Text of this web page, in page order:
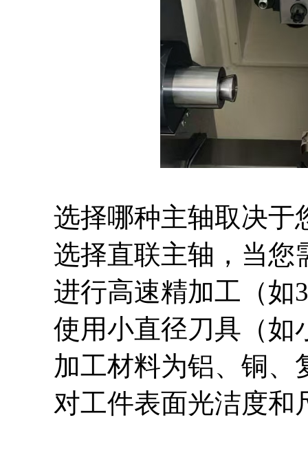
选择哪种主轴取决于
选择直联主轴，当您
进行高速精加工（如
使用小直径刀具（如
加工材料为铝、铜、
对工件表面光洁度和